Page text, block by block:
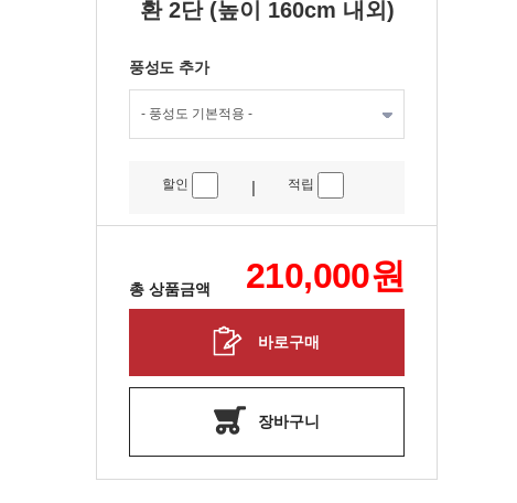
환 2단 (높이 160cm 내외)
풍성도 추가
할인 | 적립
총 상품금액 210,000원
바로구매
장바구니